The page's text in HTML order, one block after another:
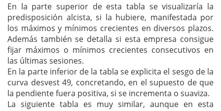
En la parte superior de esta tabla se visualizaría la
predisposición alcista, si la hubiere, manifestada por
los máximos y mínimos crecientes en diversos plazos.
Además también se detalla si esta empresa consigue
fijar máximos o mínimos crecientes consecutivos en
las últimas sesiones.
En la parte inferior de la tabla se explicita el sesgo de la
curva desvest 49, concretando, en el supuesto de que
la pendiente fuera positiva, si se incrementa o suaviza.
La siguiente tabla es muy similar, aunque en esta